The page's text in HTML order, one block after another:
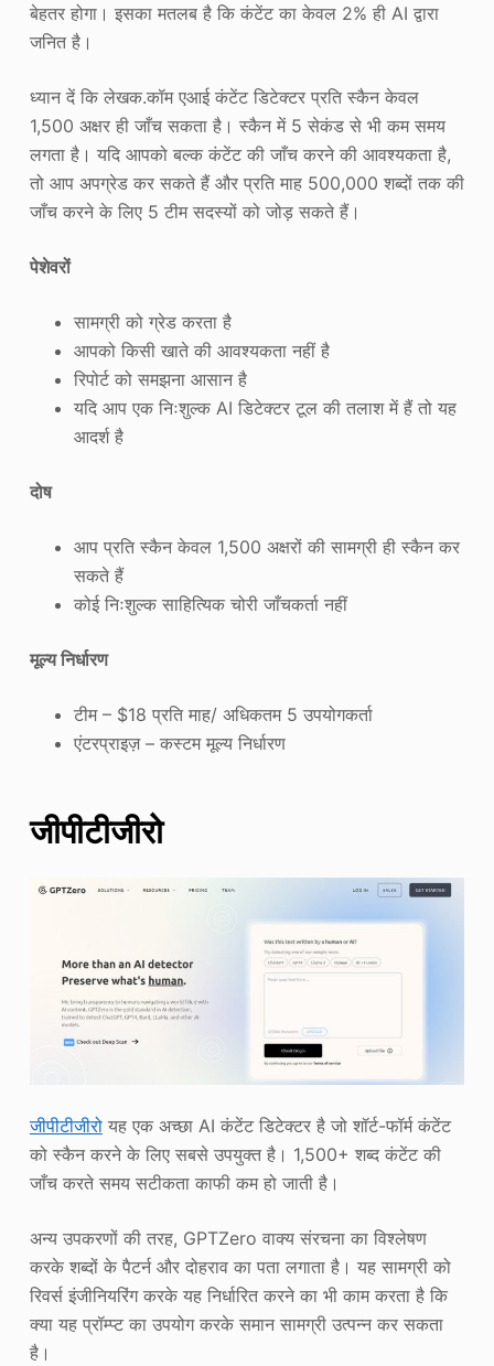
बेहतर होगा। इसका मतलब है कि कंटेंट का केवल 2% ही AI द्वारा
जनित है।
ध्यान दें कि लेखक.कॉम एआई कंटेंट डिटेक्टर प्रति स्कैन केवल
1,500 अक्षर ही जाँच सकता है। स्कैन में 5 सेकंड से भी कम समय
लगता है। यदि आपको बल्क कंटेंट की जाँच करने की आवश्यकता है,
तो आप अपग्रेड कर सकते हैं और प्रति माह 500,000 शब्दों तक की
जाँच करने के लिए 5 टीम सदस्यों को जोड़ सकते हैं।
पेशेवरों
सामग्री को ग्रेड करता है
आपको किसी खाते की आवश्यकता नहीं है
रिपोर्ट को समझना आसान है
यदि आप एक निःशुल्क AI डिटेक्टर टूल की तलाश में हैं तो यह
आदर्श है
दोष
आप प्रति स्कैन केवल 1,500 अक्षरों की सामग्री ही स्कैन कर
सकते हैं
कोई निःशुल्क साहित्यिक चोरी जाँचकर्ता नहीं
मूल्य निर्धारण
टीम – $18 प्रति माह/ अधिकतम 5 उपयोगकर्ता
एंटरप्राइज़ – कस्टम मूल्य निर्धारण
जीपीटीजीरो
जीपीटीजीरोयह एक अच्छा AI कंटेंट डिटेक्टर है जो शॉर्ट-फॉर्म कंटेंट
को स्कैन करने के लिए सबसे उपयुक्त है। 1,500+ शब्द कंटेंट की
जाँच करते समय सटीकता काफी कम हो जाती है।
अन्य उपकरणों की तरह, GPTZero वाक्य संरचना का विश्लेषण
करके शब्दों के पैटर्न और दोहराव का पता लगाता है। यह सामग्री को
रिवर्स इंजीनियरिंग करके यह निर्धारित करने का भी काम करता है कि
क्या यह प्रॉम्प्ट का उपयोग करके समान सामग्री उत्पन्न कर सकता
है।